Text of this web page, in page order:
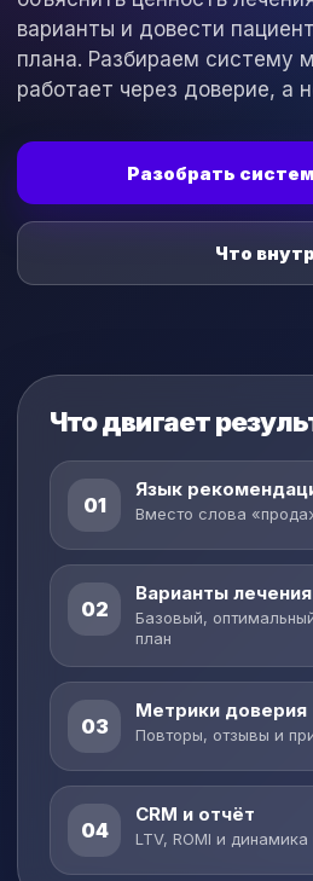
варианты и довести
плана. Разбираем систему
работает через доверие, а
Разобрать
Что
Что двигает
01
Язык
Вместо слова
02
Варианты лечения
Базовый,
план
03
Метрики доверия
Повторы, отзывы и
04
CRM и отчёт
LTV, ROMI и